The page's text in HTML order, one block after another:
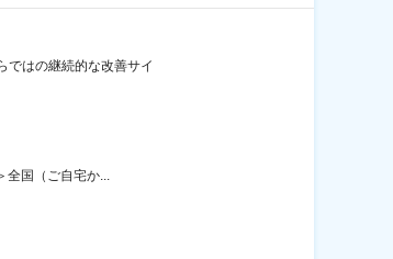
はの継続的な改善サイ
全国（ご自宅か...